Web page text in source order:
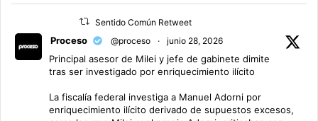
Sentido Común Retweet
Proceso @proceso · junio 28, 2026
Principal asesor de Milei y jefe de gabinete dimite
tras ser investigado por enriquecimiento ilícito
La fiscalía federal investiga a Manuel Adorni por
enriquecimiento ilícito derivado de supuestos excesos,